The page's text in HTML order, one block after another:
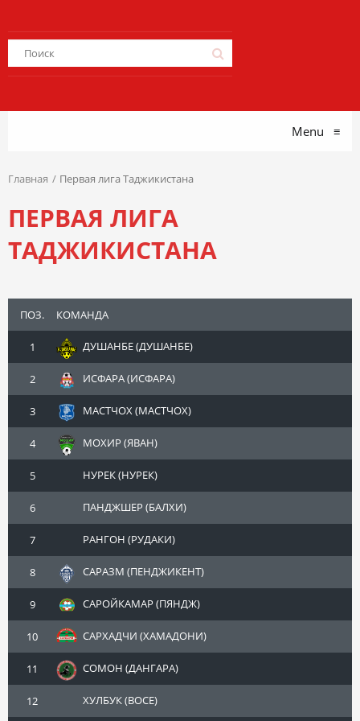
Menu ≡
Главная Первая лига Таджикистана
ПЕРВАЯ ЛИГА
ТАДЖИКИСТАНА
ПОЗ. КОМАНДА
1 ДУШАНБЕ (ДУШАНБЕ)
2 ИСФАРА (ИСФАРА)
3 МАСТЧОХ (МАСТЧОХ)
4 МОХИР (ЯВАН)
5 НУРЕК (НУРЕК)
6 ПАНДЖШЕР (БАЛХИ)
7 РАНГОН (РУДАКИ)
8 САРАЗМ (ПЕНДЖИКЕНТ)
9 САРОЙКАМАР (ПЯНДЖ)
10 САРХАДЧИ (ХАМАДОНИ)
11 СОМОН (ДАНГАРА)
12 ХУЛБУК (ВОСЕ)